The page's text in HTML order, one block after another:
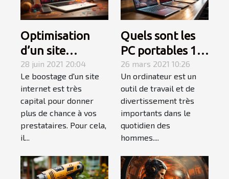
Optimisation
d’un site
internet : ce
qu’il faut
apprendre!
28 juin 2021 20:04
Le boostage d'un site
internet est très
capital pour donner
plus de chance à vos
prestataires. Pour cela,
il...
Quels sont les
PC portables 13
pouces en solde
en 2021 ?
26 mars 2021 10:26
Un ordinateur est un
outil de travail et de
divertissement très
importants dans le
quotidien des
hommes....